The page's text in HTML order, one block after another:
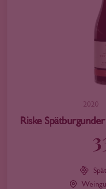
2020
Riske